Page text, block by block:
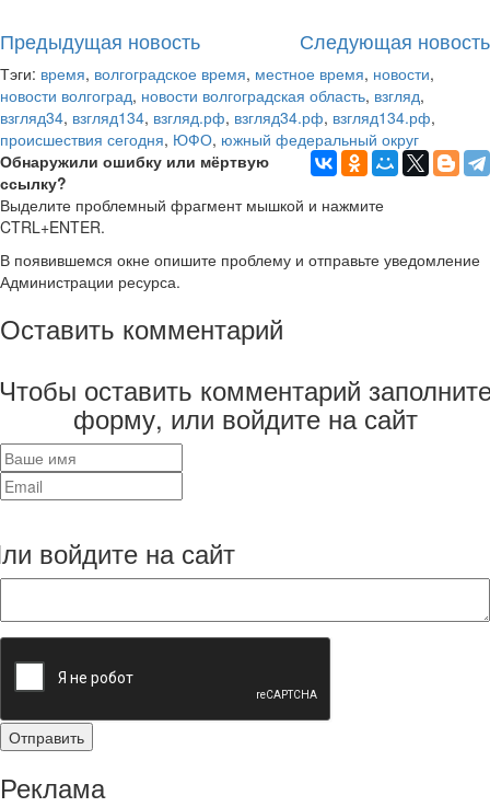
Предыдущая новость Следующая новость
Тэги: время, волгоградское время, местное время, новости,
новости волгоград, новости волгоградская область, взгляд,
взгляд34, взгляд134, взгляд.рф, взгляд34.рф, взгляд134.рф,
происшествия сегодня, ЮФО, южный федеральный округ
Обнаружили ошибку или мёртвую
ссылку?
Выделите проблемный фрагмент мышкой и нажмите
CTRL+ENTER.
В появившемся окне опишите проблему и отправьте уведомление
Администрации ресурса.
Оставить комментарий
оставить комментарий
форму, или войдите на сайт
войдите на сайт
Реклама